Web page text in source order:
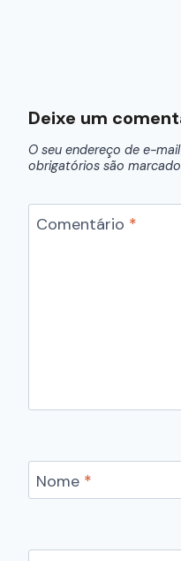
Deixe um
O seu endereço de e-
obrigatórios são
Comentário *
Nome *